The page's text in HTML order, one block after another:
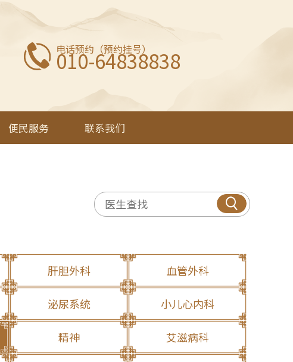
电话预约（预约挂号）
010-64838838
便民服务 联系我们
肝胆外科 血管外科
泌尿系统 小儿心内科
精神 艾滋病科